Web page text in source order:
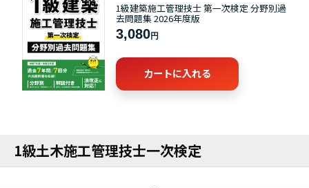
1級建築施工管理技士 第一次検定 分野別過
去問題集 2026年度版
3,080円
カートに入れる
1級土木施工管理技士一次検定